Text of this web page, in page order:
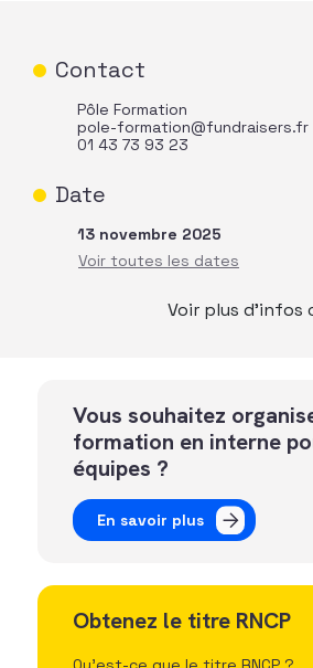
Contact
Pôle Formation
pole-formation@fundraisers.fr
01 43 73 93 23
Date
13 novembre 2025
Voir plus d’infos
Vous souhaitez
formation en interne
équipes ?
En savoir plus
Obtenez le titre RNCP